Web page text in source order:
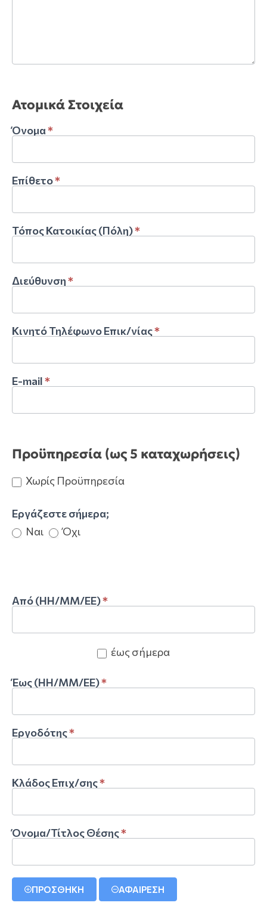
Ατομικά Στοιχεία
Όνομα*
Επίθετο*
Τόπος Κατοικίας (Πόλη)*
Διεύθυνση*
Κινητό Τηλέφωνο Επικ/νίας*
E-mail*
Προϋπηρεσία (ως 5 καταχωρήσεις)
Χωρίς Προϋπηρεσία
Εργάζεστε σήμερα;
Ναι
Όχι
Από (ΗΗ/ΜΜ/ΕΕ)*
έως σήμερα
Έως (ΗΗ/ΜΜ/ΕΕ)*
Εργοδότης*
Κλάδος Επιχ/σης*
Όνομα/Τίτλος Θέσης*
ΠΡΟΣΘΗΚΗ ΑΦΑΙΡΕΣΗ